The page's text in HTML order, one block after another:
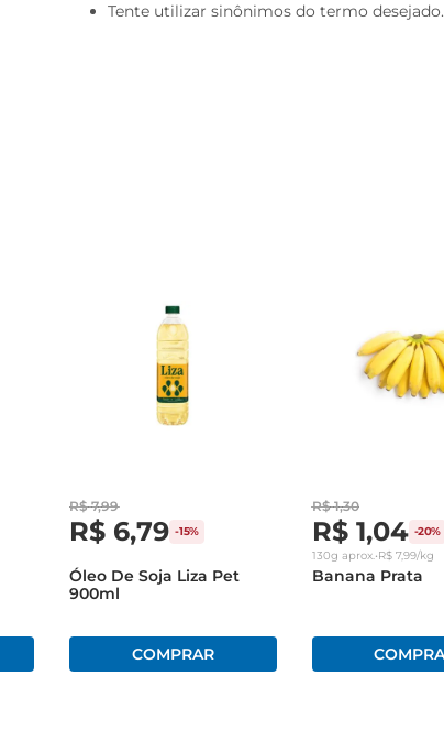
Tente utilizar sinônimos do termo desejado.
R$ 7,99
R$ 6,79 -15%
Óleo De Soja Liza Pet
900ml
R$ 1,30
R$ 1,04 -20%
130g aprox.•R$ 7,99/kg
Banana Prata